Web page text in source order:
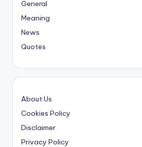
General
Meaning
News
Quotes
About Us
Cookies Policy
Disclaimer
Privacy Policy